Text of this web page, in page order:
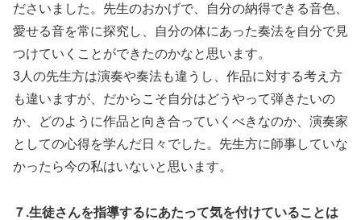
ださいました。先生のおかげで、自分の納得できる音色、
愛せる音を常に探究し、自分の体にあった奏法を自分で見
つけていくことができたのかなと思います。
3人の先生方は演奏や奏法も違うし、作品に対する考え方
も違いますが、だからこそ自分はどうやって弾きたいの
か、どのように作品と向き合っていくべきなのか、演奏家
としての心得を学んだ日々でした。先生方に師事していな
かったら今の私はいないと思います。
７.生徒さんを指導するにあたって気を付けていることは